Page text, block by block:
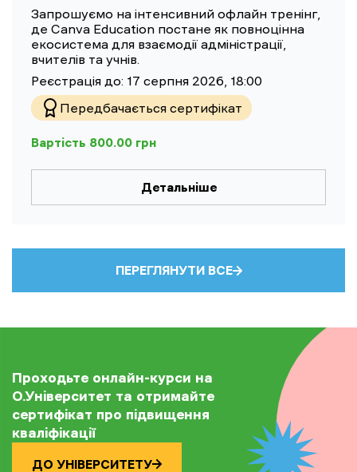
Запрошуємо на інтенсивний офлайн тренінг,
де Canva Education постане як повноцінна
екосистема для взаємодії адміністрації,
вчителів та учнів.
Реєстрація до: 17 серпня 2026, 18:00
Передбачається сертифікат
Вартість 800.00 грн
Детальніше
ПЕРЕГЛЯНУТИ ВСЕ
Проходьте онлайн-курси на
О.Університет та отримайте
сертифікат про підвищення
кваліфікації
ДО УНІВЕРСИТЕТУ